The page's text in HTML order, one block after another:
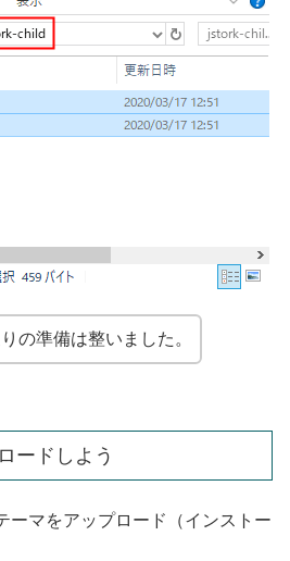
の準備は整いました。
ードしよう
ーマをアップロード（インストー